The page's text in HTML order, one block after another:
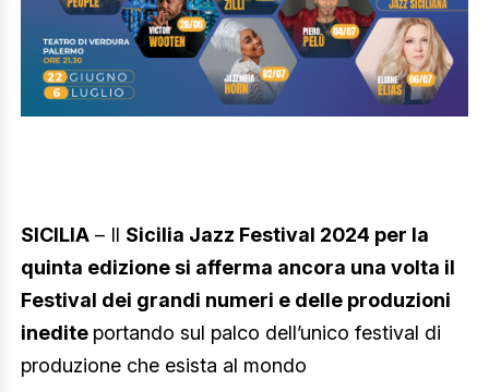
SICILIA – Il Sicilia Jazz Festival 2024 per la
quinta edizione si afferma ancora una volta il
Festival dei grandi numeri e delle produzioni
inedite portando sul palco dell’unico festival di
produzione che esista al mondo